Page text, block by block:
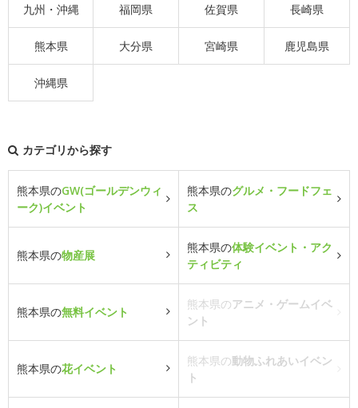
九州・沖縄 福岡県 佐賀県 長崎県
熊本県 大分県 宮崎県 鹿児島県
沖縄県
カテゴリから探す
熊本県のGW(ゴールデンウィ
ーク)イベント
熊本県のグルメ・フードフェ
ス
熊本県の物産展
熊本県の体験イベント・アク
ティビティ
熊本県の無料イベント
熊本県のアニメ・ゲームイベ
ント
熊本県の花イベント
熊本県の動物ふれあいイベン
ト